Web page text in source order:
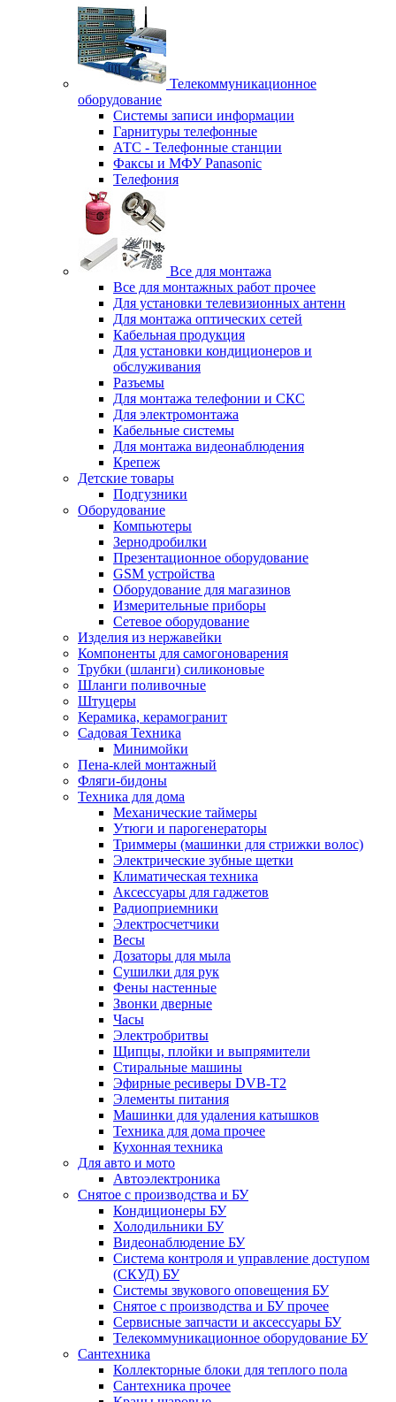
Телекоммуникационное
оборудование
Системы записи информации
Гарнитуры телефонные
АТС - Телефонные станции
Факсы и МФУ Panasonic
Телефония
Все для монтажа
Все для монтажных работ прочее
Для установки телевизионных антенн
Для монтажа оптических сетей
Кабельная продукция
Для установки кондиционеров и
обслуживания
Разъемы
Для монтажа телефонии и СКС
Для электромонтажа
Кабельные системы
Для монтажа видеонаблюдения
Крепеж
Детские товары
Подгузники
Оборудование
Компьютеры
Зернодробилки
Презентационное оборудование
GSM устройства
Оборудование для магазинов
Измерительные приборы
Сетевое оборудование
Изделия из нержавейки
Компоненты для самогоноварения
Трубки (шланги) силиконовые
Шланги поливочные
Штуцеры
Керамика, керамогранит
Садовая Техника
Минимойки
Пена-клей монтажный
Фляги-бидоны
Техника для дома
Механические таймеры
Утюги и парогенераторы
Триммеры (машинки для стрижки волос)
Электрические зубные щетки
Климатическая техника
Аксессуары для гаджетов
Радиоприемники
Электросчетчики
Весы
Дозаторы для мыла
Сушилки для рук
Фены настенные
Звонки дверные
Часы
Электробритвы
Щипцы, плойки и выпрямители
Стиральные машины
Эфирные ресиверы DVB-T2
Элементы питания
Машинки для удаления катышков
Техника для дома прочее
Кухонная техника
Для авто и мото
Автоэлектроника
Снятое с производства и БУ
Кондиционеры БУ
Холодильники БУ
Видеонаблюдение БУ
Система контроля и управление доступом
(СКУД) БУ
Системы звукового оповещения БУ
Снятое с производства и БУ прочее
Сервисные запчасти и аксессуары БУ
Телекоммуникационное оборудование БУ
Сантехника
Коллекторные блоки для теплого пола
Сантехника прочее